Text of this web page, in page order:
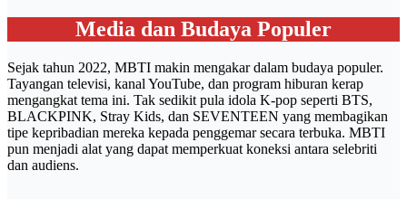
Media dan Budaya Populer
Sejak tahun 2022, MBTI makin mengakar dalam budaya populer.
Tayangan televisi, kanal YouTube, dan program hiburan kerap
mengangkat tema ini. Tak sedikit pula idola K-pop seperti BTS,
BLACKPINK, Stray Kids, dan SEVENTEEN yang membagikan
tipe kepribadian mereka kepada penggemar secara terbuka. MBTI
pun menjadi alat yang dapat memperkuat koneksi antara selebriti
dan audiens.